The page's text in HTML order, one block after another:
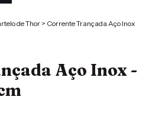
de Thor > Corrente Trançada Aço Inox
Aço Inox -